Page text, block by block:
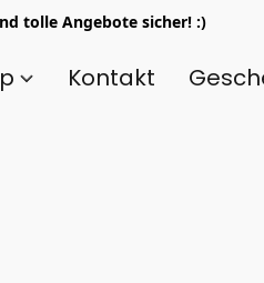
tolle Angebote sicher! :)
Kontakt